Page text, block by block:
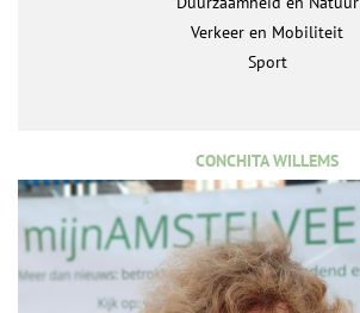
Verkeer en Mobiliteit
Sport
CONCHITA WILLEMS